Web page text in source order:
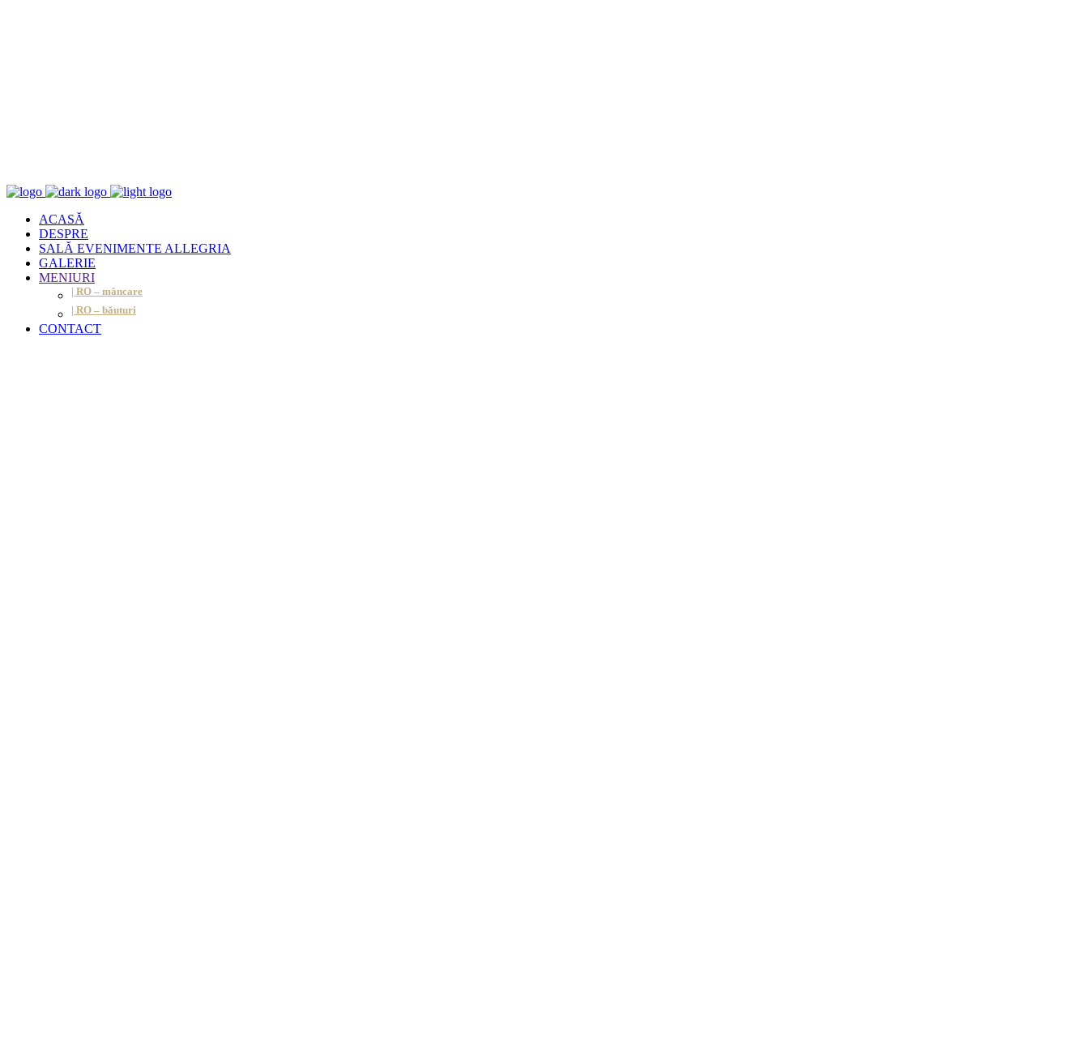
ACASĂ
DESPRE
SALĂ EVENIMENTE ALLEGRIA
GALERIE
MENIURI
| RO – mâncare
| RO – băuturi
CONTACT